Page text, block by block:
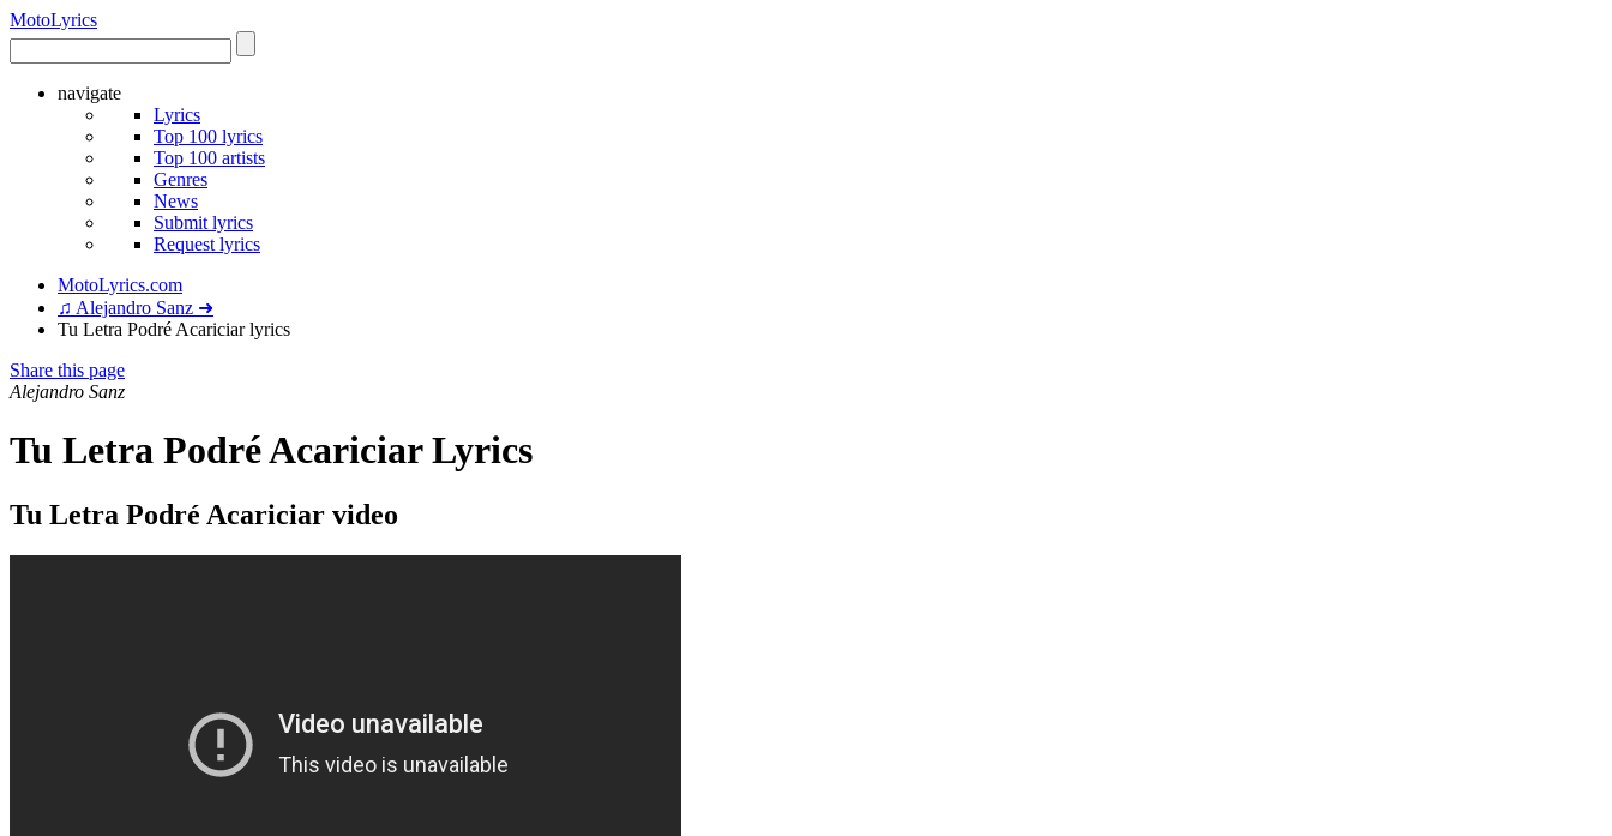
MotoLyrics
navigate
Lyrics
Top 100 lyrics
Top 100 artists
Genres
News
Submit lyrics
Request lyrics
MotoLyrics.com
♫ Alejandro Sanz ➜
Tu Letra Podré Acariciar lyrics
Share this page
Alejandro Sanz
Tu Letra Podré Acariciar Lyrics
Tu Letra Podré Acariciar video